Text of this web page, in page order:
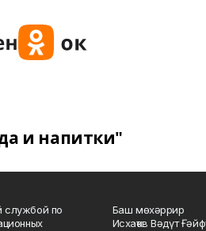
и напитки"
службой по
Баш мөхәррир
Исхаҡов Вәдүт